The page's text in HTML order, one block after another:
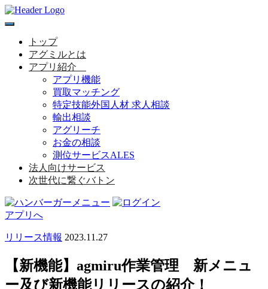
toggle
navigationトップ
アグミルとは
アプリ紹介
アプリ機能
買取マッチング
特定技能外国人材 求人相談
輸出相談
アグリーチ
お金の相談
測位サービスALES
法人向けサービス
次世代に繋ぐバトン
アプリへ
リリース情報 2023.11.27
【新機能】agmiru作業管理 新メニュ
ー及び新機能リリースの紹介！